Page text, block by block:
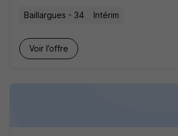
Baillargues - 34 Intérim
Voir l’offre